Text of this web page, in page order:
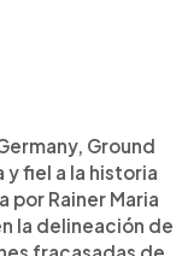
Ground
fiel a la historia
por Rainer Maria
la delineación de
fracasadas de